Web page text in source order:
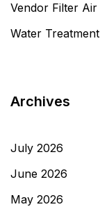
Vendor Filter Air
Water Treatment
Archives
July 2026
June 2026
May 2026